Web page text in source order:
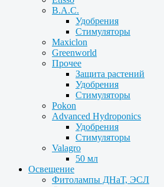
B.A.C.
Удобрения
Стимуляторы
Maxiclon
Greenworld
Прочее
Защита растений
Удобрения
Стимуляторы
Pokon
Advanced Hydroponics
Удобрения
Стимуляторы
Valagro
50 мл
Освещение
Фитолампы ДНаТ, ЭСЛ